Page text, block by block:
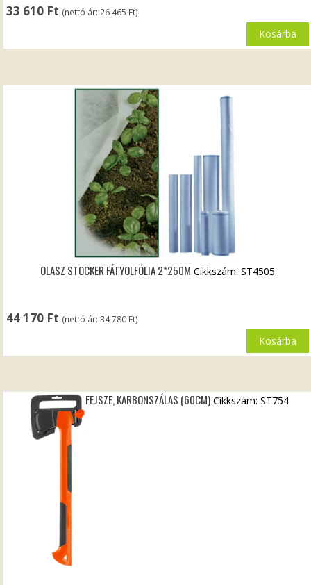
33 610 Ft (nettó ár: 26 465 Ft)
Kosárba
OLASZ STOCKER FÁTYOLFÓLIA 2*250M
44 170 Ft (nettó ár:34 780 Ft)
Cikkszám: ST4505
Kosárba
FEJSZE, KARBONSZÁLAS (60CM) Cikkszám: ST754